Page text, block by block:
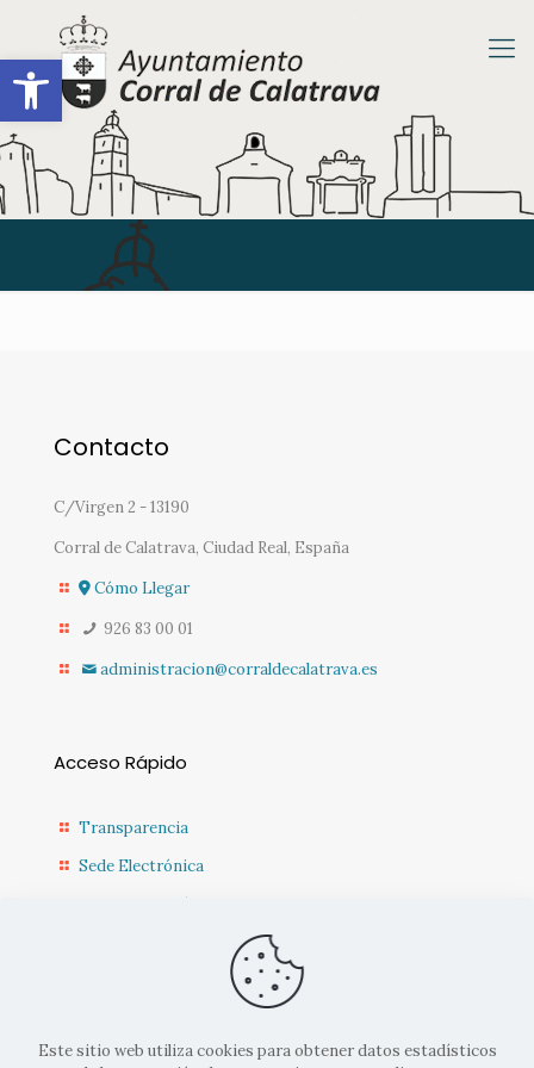
Abrir barra de herramientas
Contacto
C/Virgen 2 - 13190
Corral de Calatrava, Ciudad Real, España
Cómo Llegar
926 83 00 01
administracion@corraldecalatrava.es
Acceso Rápido
Transparencia
Sede Electrónica
Sede Diputación CR
Actualidad Municipal
Este sitio web utiliza cookies para obtener datos estadísticos